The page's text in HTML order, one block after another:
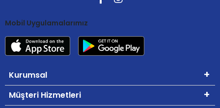
Mobil Uygulamalarımız
Kurumsal
Müşteri Hizmetleri